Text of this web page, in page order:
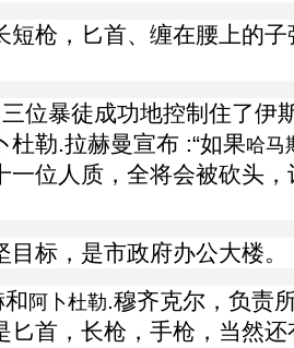
短枪，匕首、缠在腰上的
位暴徒成功地控制住了伊
杜勒.拉赫曼宣布 :“如果哈马
一位人质，全将会被砍头
目标，是市政府办公大楼。
和 阿卜杜勒.穆齐克尔 ，负责
匕首，长枪，手枪，当然